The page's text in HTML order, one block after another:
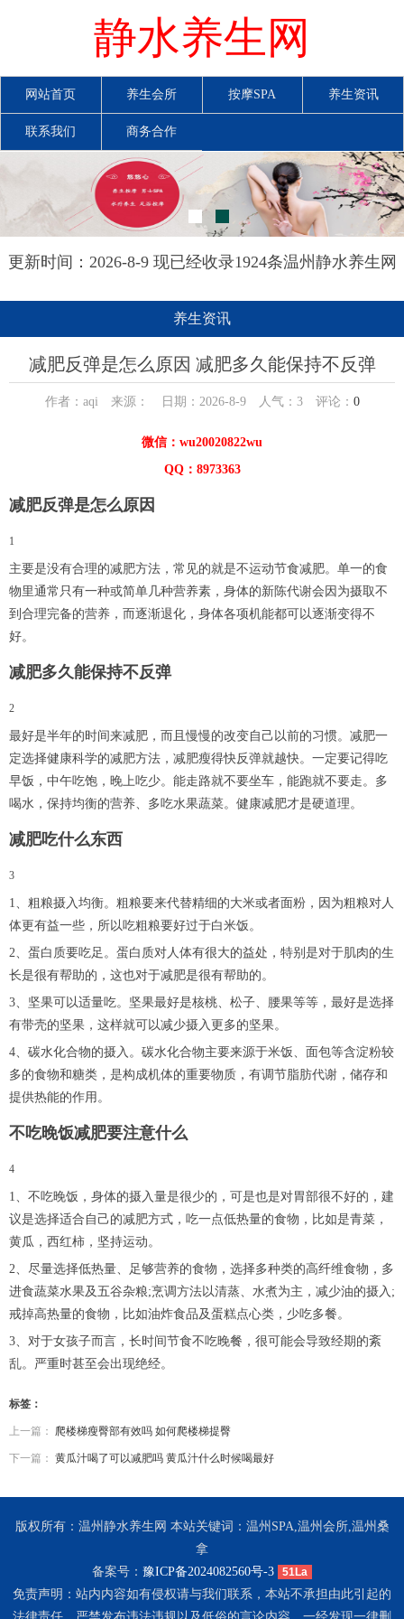
静水养生网
网站首页 养生会所 按摩SPA 养生资讯
联系我们 商务合作
更新时间：2026-8-9 现已经收录1924条温州静水养生网
养生资讯
减肥反弹是怎么原因 减肥多久能保持不反弹
作者：aqi 来源： 日期：2026-8-9 人气： 3评论： 0
微信：wu20020822wu
QQ：8973363
减肥反弹是怎么原因
1
主要是没有合理的减肥方法，常见的就是不运动节食减肥。单一的食
物里通常只有一种或简单几种营养素，身体的新陈代谢会因为摄取不
到合理完备的营养，而逐渐退化，身体各项机能都可以逐渐变得不
好。
减肥多久能保持不反弹
2
最好是半年的时间来减肥，而且慢慢的改变自己以前的习惯。减肥一
定选择健康科学的减肥方法，减肥瘦得快反弹就越快。一定要记得吃
早饭，中午吃饱，晚上吃少。能走路就不要坐车，能跑就不要走。多
喝水，保持均衡的营养、多吃水果蔬菜。健康减肥才是硬道理。
减肥吃什么东西
3
1、粗粮摄入均衡。粗粮要来代替精细的大米或者面粉，因为粗粮对人
体更有益一些，所以吃粗粮要好过于白米饭。
2、蛋白质要吃足。蛋白质对人体有很大的益处，特别是对于肌肉的生
长是很有帮助的，这也对于减肥是很有帮助的。
3、坚果可以适量吃。坚果最好是核桃、松子、腰果等等，最好是选择
有带壳的坚果，这样就可以减少摄入更多的坚果。
4、碳水化合物的摄入。碳水化合物主要来源于米饭、面包等含淀粉较
多的食物和糖类，是构成机体的重要物质，有调节脂肪代谢，储存和
提供热能的作用。
不吃晚饭减肥要注意什么
4
1、不吃晚饭，身体的摄入量是很少的，可是也是对胃部很不好的，建
议是选择适合自己的减肥方式，吃一点低热量的食物，比如是青菜，
黄瓜，西红柿，坚持运动。
2、尽量选择低热量、足够营养的食物，选择多种类的高纤维食物，多
进食蔬菜水果及五谷杂粮;烹调方法以清蒸、水煮为主，减少油的摄入;
戒掉高热量的食物，比如油炸食品及蛋糕点心类，少吃多餐。
3、对于女孩子而言，长时间节食不吃晚餐，很可能会导致经期的紊
乱。严重时甚至会出现绝经。
标签：
上一篇： 爬楼梯瘦臀部有效吗 如何爬楼梯提臀
下一篇： 黄瓜汁喝了可以减肥吗 黄瓜汁什么时候喝最好
版权所有：温州静水养生网 本站关键词：温州SPA,温州会所,温州桑
拿
备案号： 豫ICP备2024082560号-3 51La
免责声明：站内内容如有侵权请与我们联系，本站不承担由此引起的